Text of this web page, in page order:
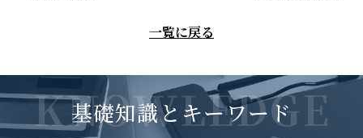
一覧に戻る
KNOWLEDGE
基礎知識とキーワード